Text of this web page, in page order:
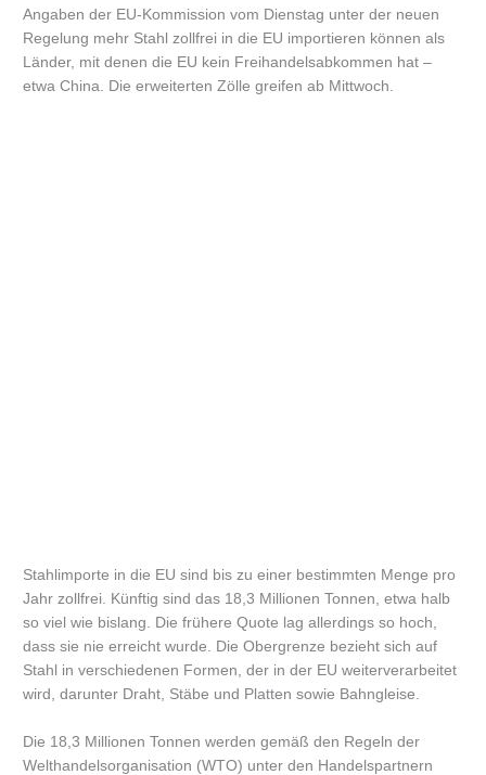
Angaben der EU-Kommission vom Dienstag unter der neuen
Regelung mehr Stahl zollfrei in die EU importieren können als
Länder, mit denen die EU kein Freihandelsabkommen hat –
etwa China. Die erweiterten Zölle greifen ab Mittwoch.
Stahlimporte in die EU sind bis zu einer bestimmten Menge pro
Jahr zollfrei. Künftig sind das 18,3 Millionen Tonnen, etwa halb
so viel wie bislang. Die frühere Quote lag allerdings so hoch,
dass sie nie erreicht wurde. Die Obergrenze bezieht sich auf
Stahl in verschiedenen Formen, der in der EU weiterverarbeitet
wird, darunter Draht, Stäbe und Platten sowie Bahngleise.
Die 18,3 Millionen Tonnen werden gemäß den Regeln der
Welthandelsorganisation (WTO) unter den Handelspartnern